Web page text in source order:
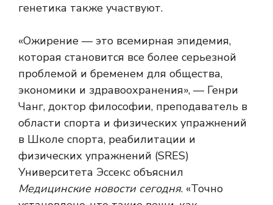
генетика также участвуют.
«Ожирение — это всемирная эпидемия,
которая становится все более серьезной
проблемой и бременем для общества,
экономики и здравоохранения», — Генри
Чанг, доктор философии, преподаватель в
области спорта и физических упражнений
в Школе спорта, реабилитации и
физических упражнений (SRES)
Университета Эссекс объяснил
Медицинские новости сегодня. «Точно